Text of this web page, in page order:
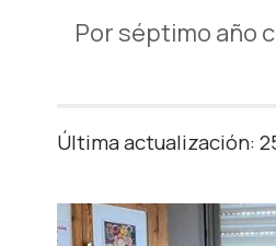
Por séptimo año
Última actualización: